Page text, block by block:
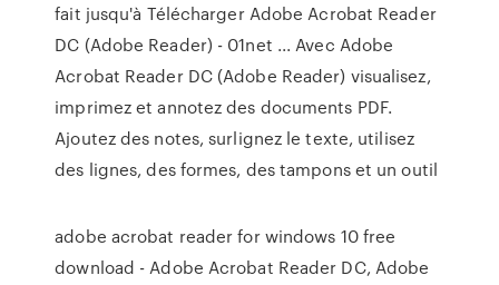
fait jusqu'à Télécharger Adobe Acrobat Reader
DC (Adobe Reader) - 01net ... Avec Adobe
Acrobat Reader DC (Adobe Reader) visualisez,
imprimez et annotez des documents PDF.
Ajoutez des notes, surlignez le texte, utilisez
des lignes, des formes, des tampons et un outil
adobe acrobat reader for windows 10 free
download - Adobe Acrobat Reader DC, Adobe